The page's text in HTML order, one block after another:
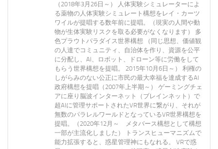
（2018年3月26日～） 人体実験シミュレーターによ
る薬物の人体実験シミュレート構想をレイ・カーツ
ワイルが提唱する数年前に提唱。（現実の人間や動
物が生体実験リスクを取る必要がなくなります） 多
色プラウトパラダイス世界構想 （同じ思想、価値観
の人達でコミュニティ、自治体を作り、資源を公平
に分配し、AI、ロボット、ドローン等に労働をして
もらう世界構想を提唱。 2015年10月6日～） 利権の
しがらみのない公正に市民の最大幸福を達成するAI
政府構想を提唱（2007年上半期～） ゲーミングチェ
アに座り脳波インターネット（ブレインネット）で
超AIに管理サポートされたVR世界に繋がり、それが
無数のパラレルワールドとなっているVR世界構想を
提唱。（2020年12月～ メタバース構想として構想
一部が主流化しました） トランスヒューマニズムで
能力拡張すると、惑星管理神にもなれる。 VRで惑